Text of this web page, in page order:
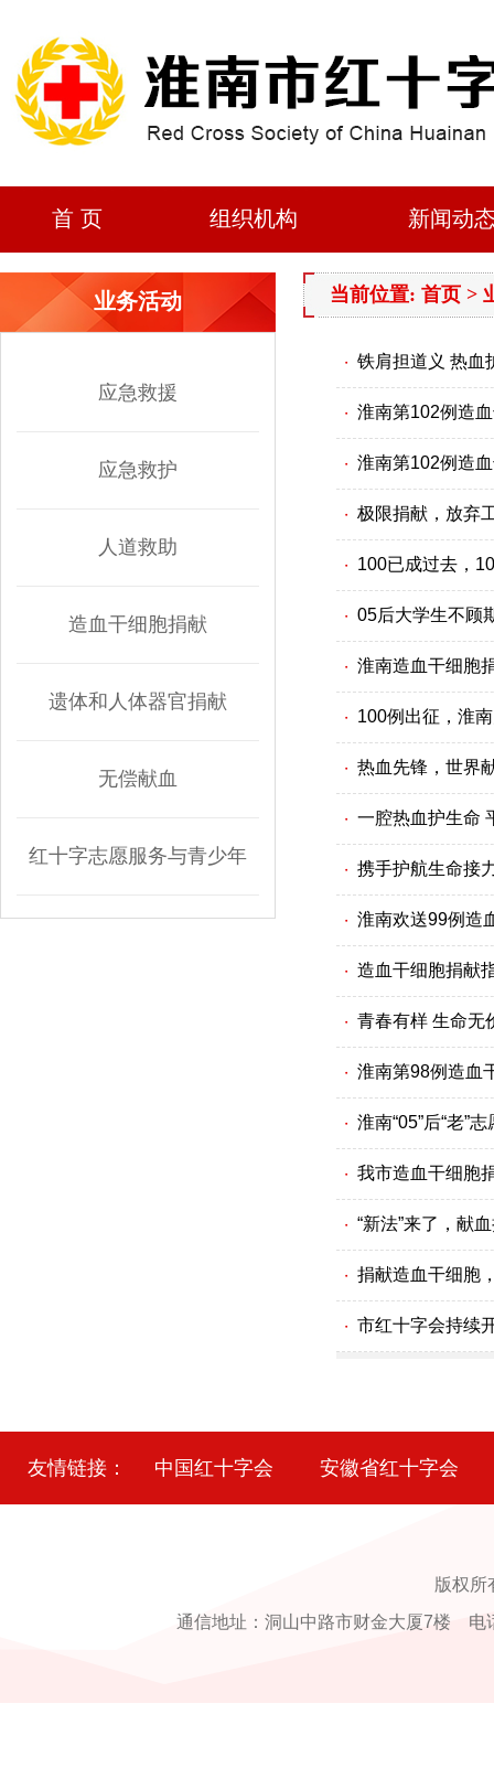
首 页 组织机构 新闻动
业务活动
应急救援
应急救护
人道救助
造血干细胞捐献
遗体和人体器官捐献
无偿献血
红十字志愿服务与青少年
当前位置: 首页 >
・ 铁肩担道义 热血
・ 淮南第102例造
・ 淮南第102例造
・ 极限捐献，放弃
・ 100已成过去，
・ 05后大学生不顾
・ 淮南造血干细胞
・ 100例出征，淮
・ 热血先锋，世界
・ 一腔热血护生命
・ 携手护航生命接
・ 淮南欢送99例造
・ 造血干细胞捐献
・ 青春有样 生命无
・ 淮南第98例造血
・ 淮南“05”后“老”
・ 我市造血干细胞
・ “新法”来了，献
・ 捐献造血干细胞
・ 市红十字会持续
友情链接： 中国红十字会 安徽省红十字会
版权所
通信地址：洞山中路市财金大厦7楼